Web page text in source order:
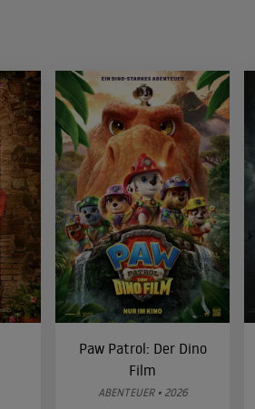
Paw Patrol: Der Dino
Film
ABENTEUER • 2026